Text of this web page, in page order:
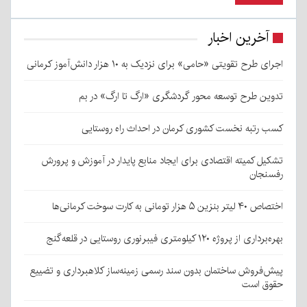
آخرین اخبار
اجرای طرح تقویتی «حامی» برای نزدیک به ۱۰ هزار دانش‌آموز کرمانی
تدوین طرح توسعه محور گردشگری «ارگ تا ارگ» در بم
کسب رتبه نخست کشوری کرمان در احداث راه روستایی
تشکیل کمیته اقتصادی برای ایجاد منابع پایدار در آموزش و پرورش
رفسنجان
اختصاص ۴۰ لیتر بنزین ۵ هزار تومانی به کارت سوخت کرمانی‌ها
بهره‌برداری از پروژه ۱۲۰ کیلومتری فیبرنوری روستایی در قلعه‌گنج
پیش‌فروش ساختمان بدون سند رسمی زمینه‌ساز کلاهبرداری و تضییع
حقوق است